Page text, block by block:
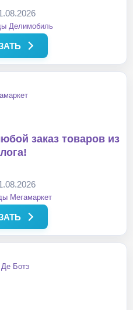
Делимобиль
заказ товаров из
Мегамаркет